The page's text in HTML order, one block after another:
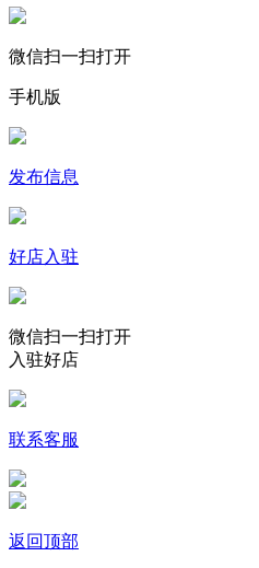
微信扫一扫打开
手机版
发布信息
好店入驻
微信扫一扫打开
入驻好店
联系客服
返回顶部